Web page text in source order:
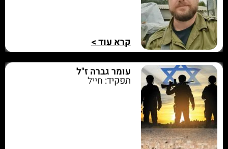
קרא עוד >
עומר גברה ז"ל
תפקיד: חייל